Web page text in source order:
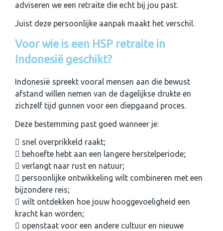
adviseren we een retraite die echt bij jou past.
Juist deze persoonlijke aanpak maakt het verschil.
Voor wie is een HSP retraite in
Indonesië geschikt?
Indonesië spreekt vooral mensen aan die bewust
afstand willen nemen van de dagelijkse drukte en
zichzelf tijd gunnen voor een diepgaand proces.
Deze bestemming past goed wanneer je:
snel overprikkeld raakt;
behoefte hebt aan een langere herstelperiode;
verlangt naar rust en natuur;
persoonlijke ontwikkeling wilt combineren met een
bijzondere reis;
wilt ontdekken hoe jouw hooggevoeligheid een
kracht kan worden;
openstaat voor een andere cultuur en nieuwe